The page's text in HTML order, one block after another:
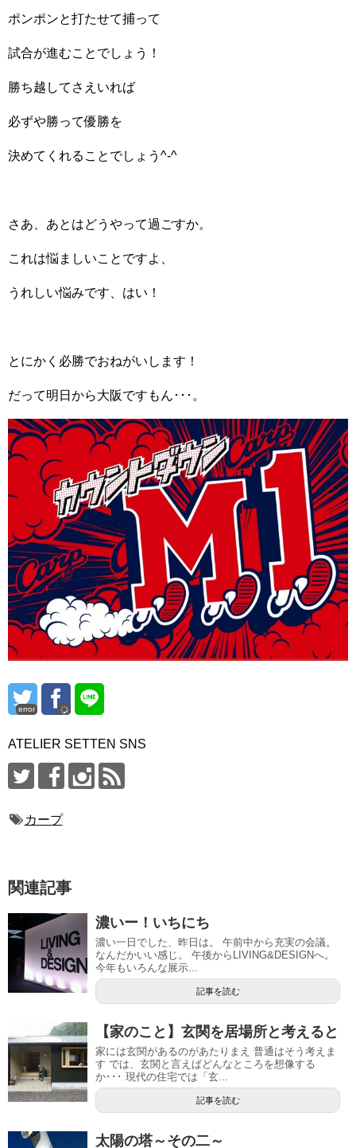
ポンポンと打たせて捕って
試合が進むことでしょう！
勝ち越してさえいれば
必ずや勝って優勝を
決めてくれることでしょう^-^
さあ、あとはどうやって過ごすか。
これは悩ましいことですよ、
うれしい悩みです、はい！
とにかく必勝でおねがいします！
だって明日から大阪ですもん･･･。
error
ATELIER SETTEN SNS
カープ
関連記事
濃いー！いちにち
濃い一日でした、昨日は。 午前中から充実の会議。
なんだかいい感じ。 午後からLIVING&DESIGNへ。
今年もいろんな展示...
記事を読む
【家のこと】玄関を居場所と考えると
家には玄関があるのがあたりまえ 普通はそう考えま
す では、玄関と言えばどんなところを想像する
か･･･ 現代の住宅では「玄...
記事を読む
太陽の塔～その二～